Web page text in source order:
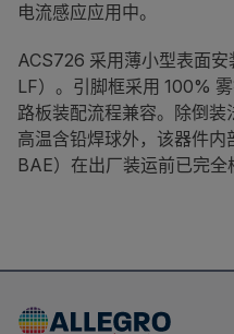
电流感应应用中。
ACS726 采用薄小型表面
LF）。引脚框采用 100%
路板装配流程兼容。除倒
高温含铅焊球外，该器件
BAE）在出厂装运前已完全